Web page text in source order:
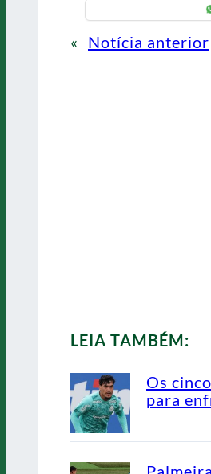
« Notícia anterior
LEIA TAMBÉM:
Os
para